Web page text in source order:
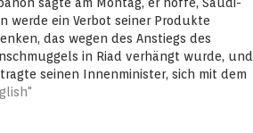
werde ein Verbot seiner Produkte
das wegen des Anstiegs des
in Riad verhängt wurde, und
seinen Innenminister, sich mit dem
abzustimmen, um die Schuldigen